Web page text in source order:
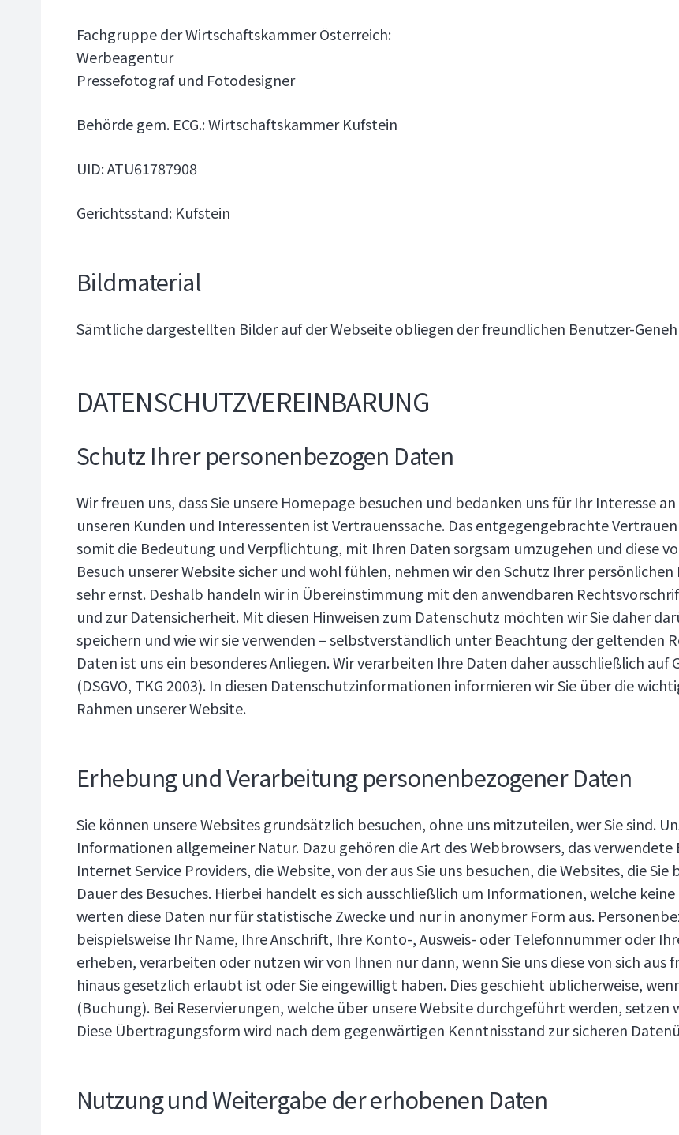
Fachgruppe der Wirtschaftskammer Österreich:
Werbeagentur
Pressefotograf und Fotodesigner
Behörde gem. ECG.: Wirtschaftskammer Kufstein
UID: ATU61787908
Gerichtsstand: Kufstein
Bildmaterial
Sämtliche dargestellten Bilder auf der Webseite obliegen der freundlichen Benutzer-
DATENSCHUTZVEREINBARUNG
Schutz Ihrer personenbezogen Daten
Wir freuen uns, dass Sie unsere Homepage besuchen und bedanken uns für Ihr Interesse
unseren Kunden und Interessenten ist Vertrauenssache. Das entgegengebrachte
somit die Bedeutung und Verpflichtung, mit Ihren Daten sorgsam umzugehen und diese
Besuch unserer Website sicher und wohl fühlen, nehmen wir den Schutz Ihrer
sehr ernst. Deshalb handeln wir in Übereinstimmung mit den anwendbaren
und zur Datensicherheit. Mit diesen Hinweisen zum Datenschutz möchten wir Sie daher
speichern und wie wir sie verwenden – selbstverständlich unter Beachtung der geltenden
Daten ist uns ein besonderes Anliegen. Wir verarbeiten Ihre Daten daher ausschließlich
(DSGVO, TKG 2003). In diesen Datenschutzinformationen informieren wir Sie über die
Rahmen unserer Website.
Erhebung und Verarbeitung personenbezogener Daten
Sie können unsere Websites grundsätzlich besuchen, ohne uns mitzuteilen, wer Sie sind.
Informationen allgemeiner Natur. Dazu gehören die Art des Webbrowsers, das
Internet Service Providers, die Website, von der aus Sie uns besuchen, die Websites, die
Dauer des Besuches. Hierbei handelt es sich ausschließlich um Informationen, welche
werten diese Daten nur für statistische Zwecke und nur in anonymer Form aus.
beispielsweise Ihr Name, Ihre Anschrift, Ihre Konto-, Ausweis- oder Telefonnummer oder
erheben, verarbeiten oder nutzen wir von Ihnen nur dann, wenn Sie uns diese von sich
hinaus gesetzlich erlaubt ist oder Sie eingewilligt haben. Dies geschieht üblicherweise,
(Buchung). Bei Reservierungen, welche über unsere Website durchgeführt werden, setzen
Diese Übertragungsform wird nach dem gegenwärtigen Kenntnisstand zur sicheren
Nutzung und Weitergabe der erhobenen Daten